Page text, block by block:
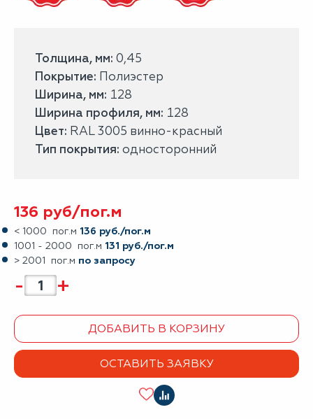
Толщина, мм: 0,45
Покрытие: Полиэстер
Ширина, мм: 128
Ширина профиля, мм: 128
Цвет: RAL 3005 винно-красный
Тип покрытия: односторонний
136 руб/пог.м
< 1000 пог.м 136 руб./пог.м
1001 - 2000 пог.м 131 руб./пог.м
> 2001 пог.м по запросу
- +
ДОБАВИТЬ В КОРЗИНУ
ОСТАВИТЬ ЗАЯВКУ